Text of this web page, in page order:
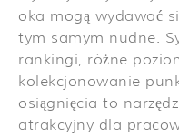
oka mogą wydawać
tym samym nudne.
rankingi, różne
kolekcjonowanie
osiągnięcia to
atrakcyjny dla